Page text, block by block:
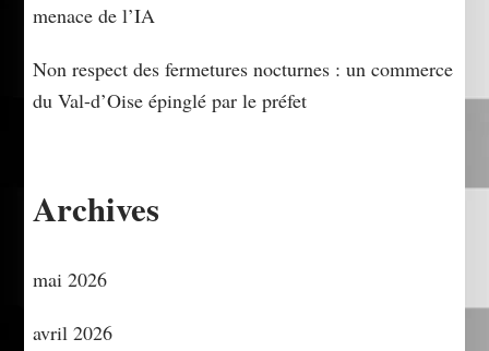
menace de l’IA
Non respect des fermetures nocturnes : un commerce
du Val-d’Oise épinglé par le préfet
Archives
mai 2026
avril 2026